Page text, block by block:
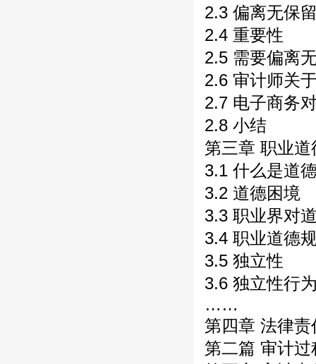
2.3 偏离无保
2.4 重要性
2.5 需要偏离
2.6 审计师关
2.7 电子商务
2.8 小结
第三章 职业道
3.1 什么是道
3.2 道德困境
3.3 职业界对
3.4 职业道德
3.5 独立性
3.6 独立性行
……
第四章 法律责
第二篇 审计过